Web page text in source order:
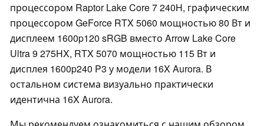
процессором Raptor Lake Core 7 240H, графическим
процессором GeForce RTX 5060 мощностью 80 Вт и
дисплеем 1600p120 sRGB вместо Arrow Lake Core
Ultra 9 275HX, RTX 5070 мощностью 115 Вт и
дисплея 1600p240 P3 у модели 16X Aurora. В
остальном система визуально практически
идентична 16X Aurora.